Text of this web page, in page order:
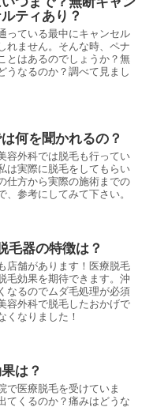
ティあり？
っている最中にキャンセル
れません。そんな時、ペナ
とはあるのでしょうか？無
うなるのか？調べて見まし
何を聞かれるの？
容外科では脱毛も行ってい
は実際に脱毛をしてもらい
仕方から実際の施術までの
参考にしてみて下さい。
毛器の特徴は？
店舗があります！医療脱毛
毛効果を期待できます。沖
なるのでムダ毛処理が必須
容外科で脱毛したおかげで
くなりました！
は？
で医療脱毛を受けていま
てくるのか？痛みはどうな